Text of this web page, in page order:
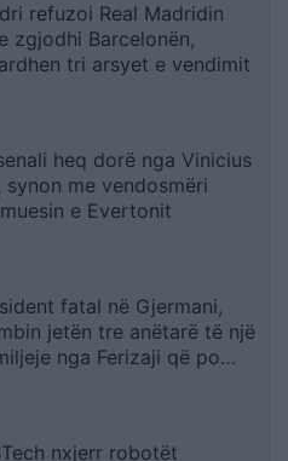
refuzoi Real Madridin
zgjodhi Barcelonën,
tri arsyet e vendimit
heq dorë nga Vinicius
synon me vendosmëri
e Evertonit
fatal në Gjermani,
jetën tre anëtarë të një
nga Ferizaji që po
nxjerr robotët